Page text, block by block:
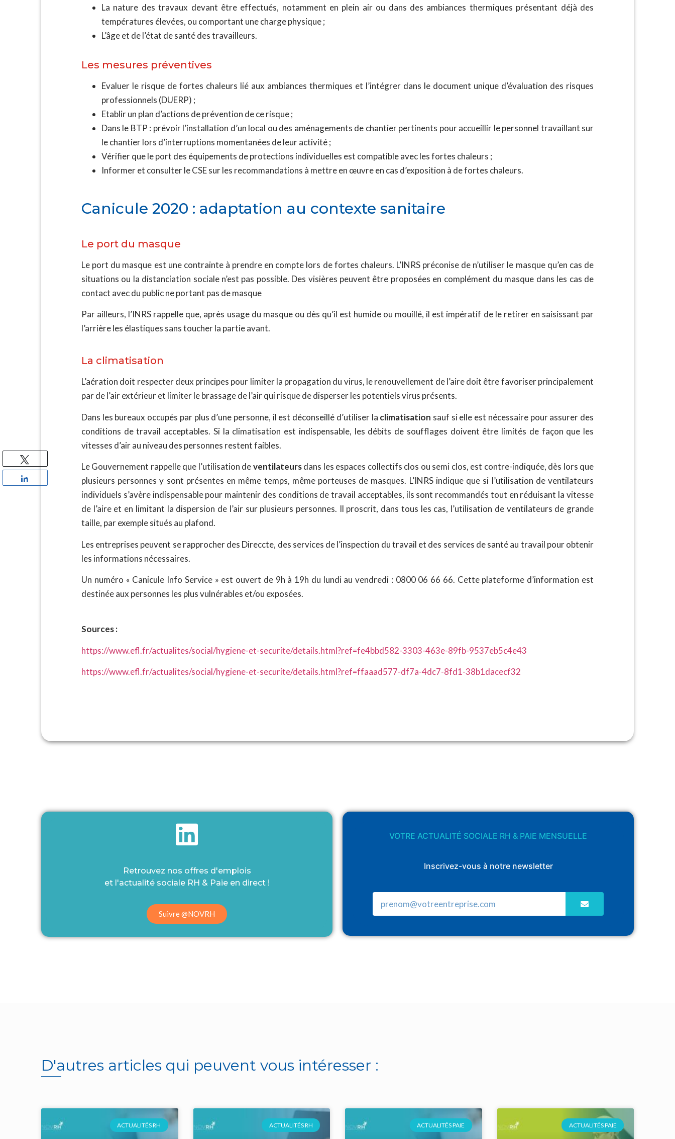
La nature des travaux devant être effectués, notamment en plein air ou dans des ambiances thermiques présentant déjà des
températures élevées, ou comportant une charge physique ;
L’âge et de l’état de santé des travailleurs.
Les mesures préventives
Evaluer le risque de fortes chaleurs lié aux ambiances thermiques et l’intégrer dans le document unique d’évaluation des risques
professionnels (DUERP) ;
Etablir un plan d’actions de prévention de ce risque ;
Dans le BTP : prévoir l’installation d’un local ou des aménagements de chantier pertinents pour accueillir le personnel travaillant sur
le chantier lors d’interruptions momentanées de leur activité ;
Vérifier que le port des équipements de protections individuelles est compatible avec les fortes chaleurs ;
Informer et consulter le CSE sur les recommandations à mettre en œuvre en cas d’exposition à de fortes chaleurs.
Canicule 2020 : adaptation au contexte sanitaire
Le port du masque
Le port du masque est une contrainte à prendre en compte lors de fortes chaleurs. L’INRS préconise de n’utiliser le masque qu’en cas de
situations ou la distanciation sociale n’est pas possible. Des visières peuvent être proposées en complément du masque dans les cas de
contact avec du public ne portant pas de masque
Par ailleurs, l’INRS rappelle que, après usage du masque ou dès qu’il est humide ou mouillé, il est impératif de le retirer en saisissant par
l’arrière les élastiques sans toucher la partie avant.
La climatisation
L’aération doit respecter deux principes pour limiter la propagation du virus, le renouvellement de l’aire doit être favoriser principalement
par de l’air extérieur et limiter le brassage de l’air qui risque de disperser les potentiels virus présents.
Dans les bureaux occupés par plus d’une personne, il est déconseillé d’utiliser la climatisation sauf si elle est nécessaire pour assurer des
conditions de travail acceptables. Si la climatisation est indispensable, les débits de soufflages doivent être limités de façon que les
vitesses d’air au niveau des personnes restent faibles.
Le Gouvernement rappelle que l’utilisation deventilateursdans les espaces collectifs clos ou semi clos, est contre-indiquée, dès lors que
plusieurs personnes y sont présentes en même temps, même porteuses de masques. L’INRS indique que si l’utilisation de ventilateurs
individuels s’avère indispensable pour maintenir des conditions de travail acceptables, ils sont recommandés tout en réduisant la vitesse
de l’aire et en limitant la dispersion de l’air sur plusieurs personnes. Il proscrit, dans tous les cas, l’utilisation de ventilateurs de grande
taille, par exemple situés au plafond.
Les entreprises peuvent se rapprocher des Direccte, des services de l’inspection du travail et des services de santé au travail pour obtenir
les informations nécessaires.
Un numéro « Canicule Info Service » est ouvert de 9h à 19h du lundi au vendredi : 0800 06 66 66. Cette plateforme d’information est
destinée aux personnes les plus vulnérables et/ou exposées.
Sources :
https://www.efl.fr/actualites/social/hygiene-et-securite/details.html?ref=fe4bbd582-3303-463e-89fb-9537eb5c4e43
https://www.efl.fr/actualites/social/hygiene-et-securite/details.html?ref=ffaaad577-df7a-4dc7-8fd1-38b1dacecf32
Retrouvez nos offres d'emplois
et l'actualité sociale RH & Paie en direct !
Suivre @NOVRH
VOTRE ACTUALITÉ SOCIALE RH & PAIE MENSUELLE
Inscrivez-vous à notre newsletter
D'autres articles qui peuvent vous intéresser :
ACTUALITÉS RH ACTUALITÉS RH ACTUALITÉS PAIE ACTUALITÉS PAIE